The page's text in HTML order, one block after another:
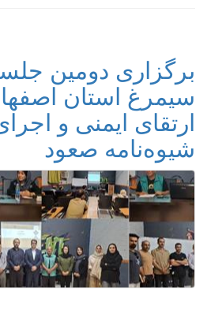
برگزاری دومین
سیمرغ استان اصفهان
ارتقای ایمنی و
شیوه‌نامه صعود